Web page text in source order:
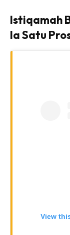
Istiqamah
Ia Satu
View